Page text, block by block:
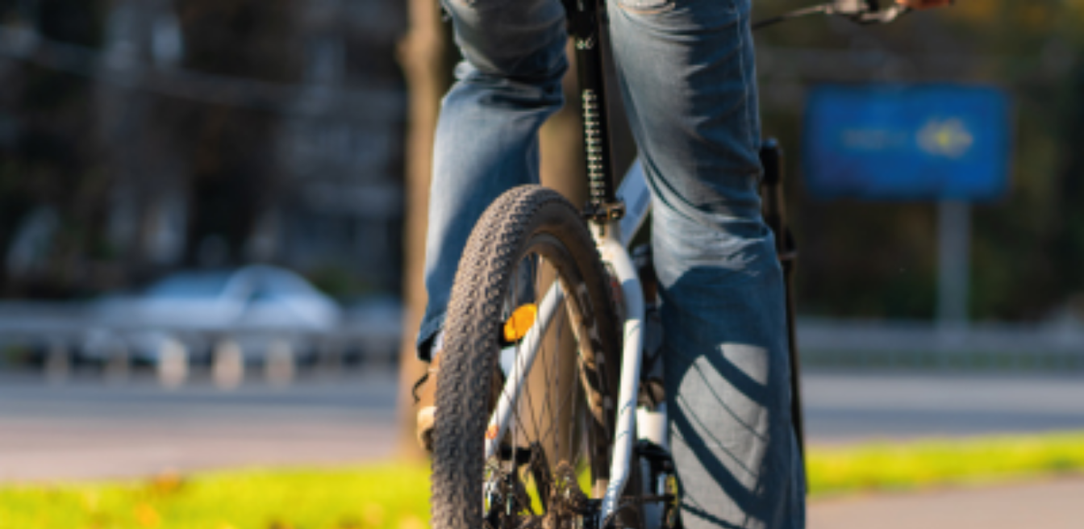
Contractuels
Le dialogue social engagé pour une Intelligence Artificielle au service du public et des agents
Médias
Qui sommes-nous ?